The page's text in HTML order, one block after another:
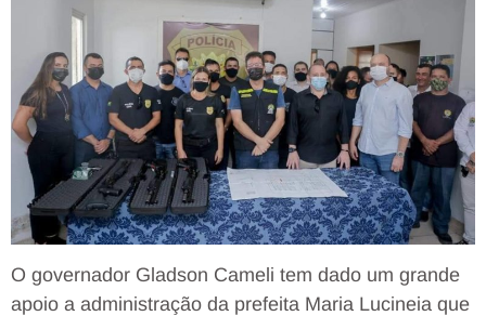
O governador Gladson Cameli tem dado um grande
apoio a administração da prefeita Maria Lucineia que